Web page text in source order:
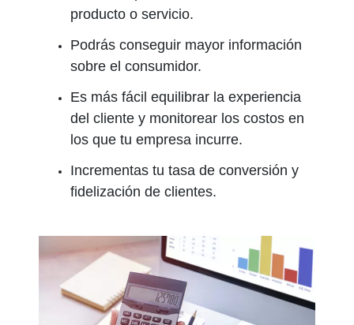
producto o servicio.
Podrás conseguir mayor información
sobre el consumidor.
Es más fácil equilibrar la experiencia
del cliente y monitorear los costos en
los que tu empresa incurre.
Incrementas tu tasa de conversión y
fidelización de clientes.